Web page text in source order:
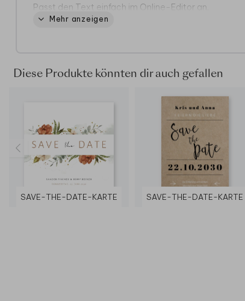
Passt den Text einfach im Online-Editor an.
Mehr anzeigen
Diese Produkte könnten dir auch gefallen
SAVE-THE-DATE-KARTE SAVE-THE-DATE-KARTE